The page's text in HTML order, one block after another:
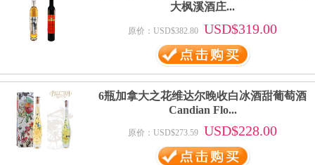
大枫溪酒庄...
原价：USD$382.80 USD$319.00
6瓶加拿大之花维达尔晚收白冰酒甜葡萄酒
Candian Flo...
原价：USD$273.59 USD$228.00